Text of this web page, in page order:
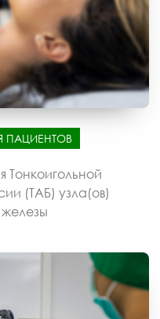
ПАЦИЕНТОВ
Тонкоигольной
(ТАБ) узла(ов)